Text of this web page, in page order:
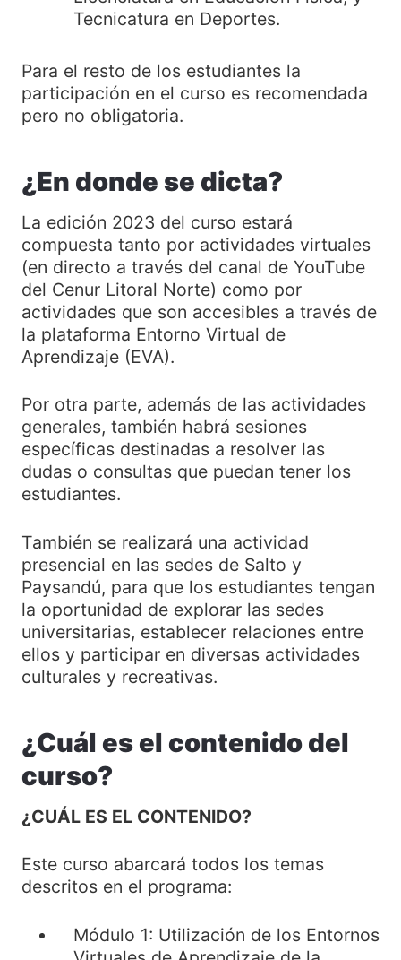
Tecnicatura en Deportes.
Para el resto de los estudiantes la
participación en el curso es recomendada
pero no obligatoria.
¿En donde se dicta?
La edición 2023 del curso estará
compuesta tanto por actividades virtuales
(en directo a través del canal de YouTube
del Cenur Litoral Norte) como por
actividades que son accesibles a través de
la plataforma Entorno Virtual de
Aprendizaje (EVA).
Por otra parte, además de las actividades
generales, también habrá sesiones
específicas destinadas a resolver las
dudas o consultas que puedan tener los
estudiantes.
También se realizará una actividad
presencial en las sedes de Salto y
Paysandú, para que los estudiantes tengan
la oportunidad de explorar las sedes
universitarias, establecer relaciones entre
ellos y participar en diversas actividades
culturales y recreativas.
¿Cuál es el contenido del
curso?
¿CUÁL ES EL CONTENIDO?
Este curso abarcará todos los temas
descritos en el programa:
Módulo 1: Utilización de los Entornos